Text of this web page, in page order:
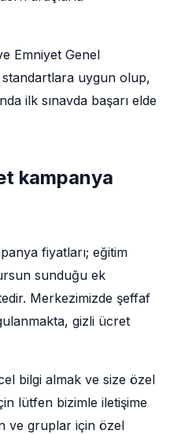
Emniyet Genel
uygun olup,
ilk sınavda başarı elde
kampanya
fiyatları; eğitim
sunduğu ek
Merkezimizde şeffaf
gizli ücret
bilgi almak ve size özel
lütfen bizimle iletişime
ve gruplar için özel